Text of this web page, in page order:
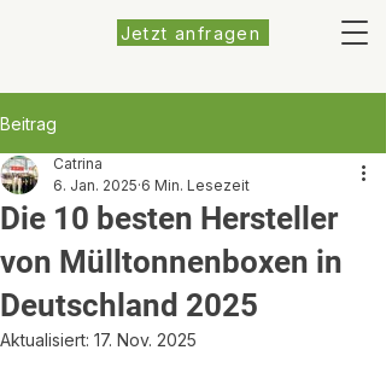
Jetzt anfragen
Beitrag
Die 10 besten Hersteller
von Mülltonnenboxen in
Deutschland 2025
Catrina
6. Jan. 2025 6 Min. Lesezeit
Aktualisiert: 17. Nov. 2025